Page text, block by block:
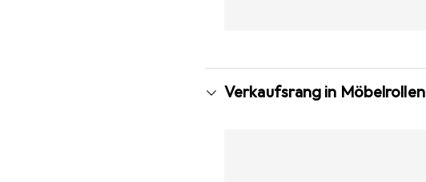
Verkaufsrang in Möbelrollen